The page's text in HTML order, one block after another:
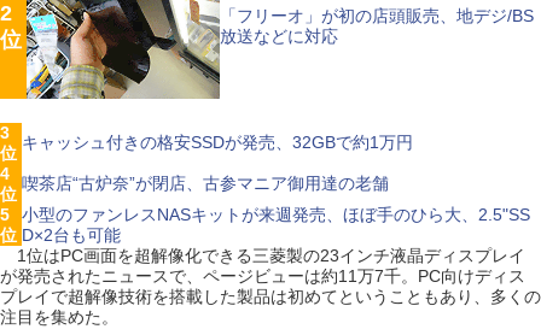
2
位
「フリーオ」が初の店頭販売、地デジ/BS
放送などに対応
3
位
キャッシュ付きの格安SSDが発売、32GBで約1万円
4
位
喫茶店“古炉奈”が閉店、古参マニア御用達の老舗
5
位
小型のファンレスNASキットが来週発売、ほぼ手のひら大、2.5"SS
D×2台も可能
1位はPC画面を超解像化できる三菱製の23インチ液晶ディスプレイ
が発売されたニュースで、ページビューは約11万7千。PC向けディス
プレイで超解像技術を搭載した製品は初めてということもあり、多くの
注目を集めた。